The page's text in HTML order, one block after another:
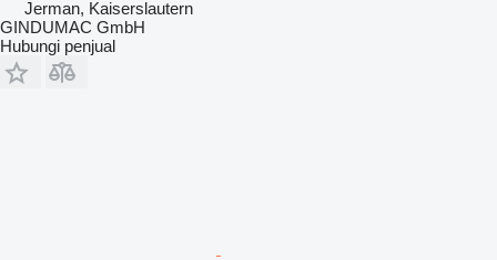
Jerman, Kaiserslautern
GINDUMAC GmbH
Hubungi penjual